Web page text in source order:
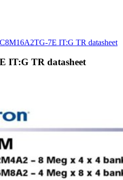
7E IT:G TR datasheet
IT:G TR datasheet